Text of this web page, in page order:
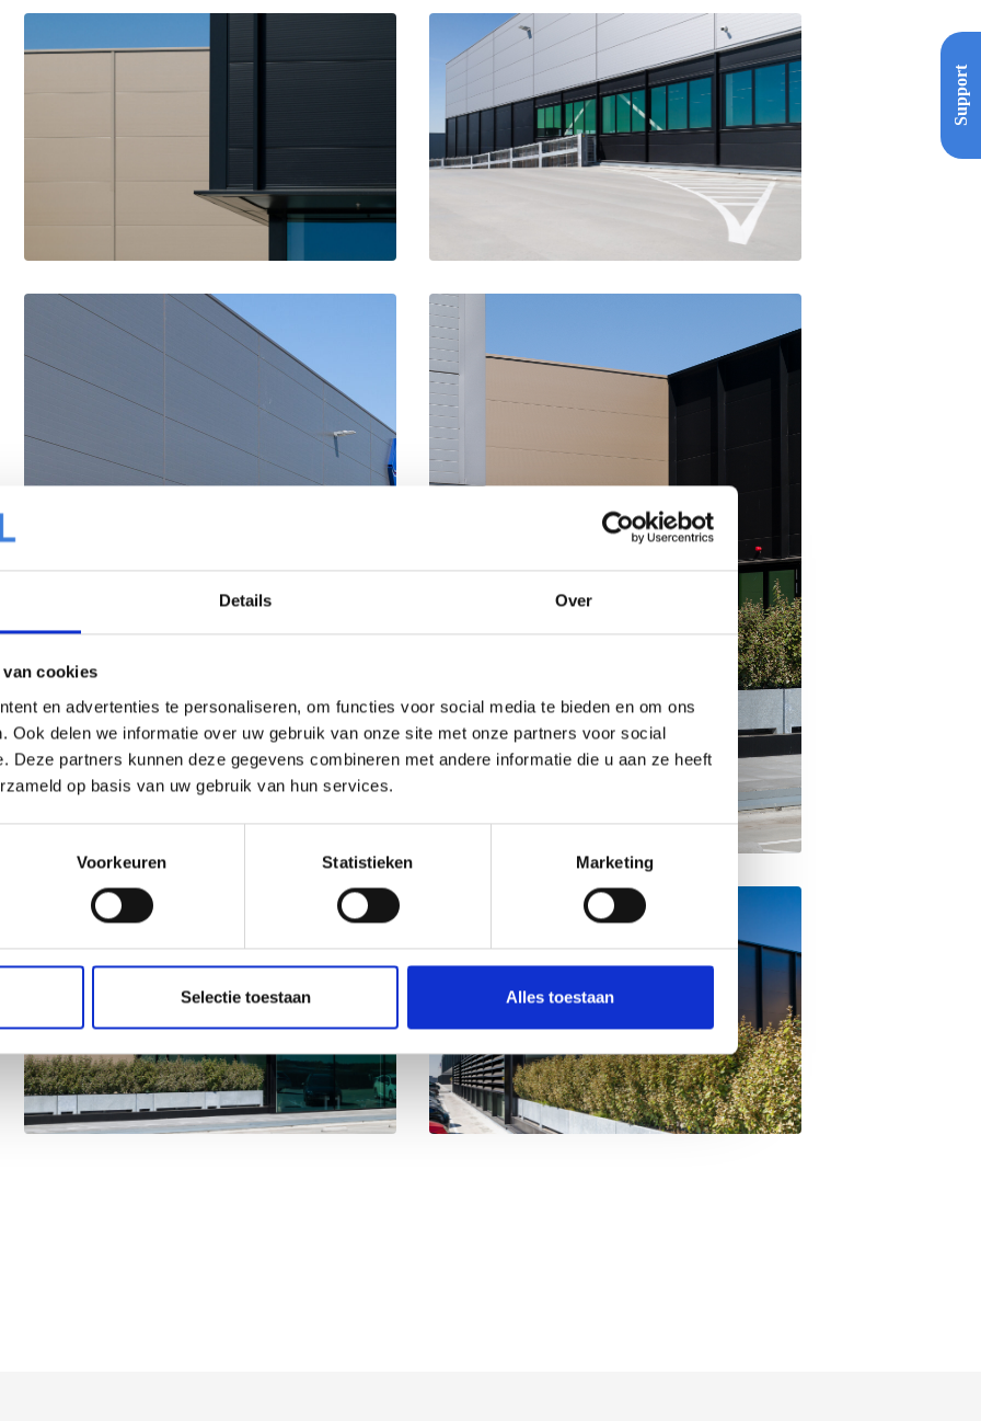
Details Over
van cookies
en advertenties te personaliseren, om functies voor social media te bieden en om ons
Ook delen we informatie over uw gebruik van onze site met onze partners voor social
Deze partners kunnen deze gegevens combineren met andere informatie die u aan ze heeft
op basis van uw gebruik van hun services.
Voorkeuren Statistieken Marketing
Selectie toestaan Alles toestaan
Support